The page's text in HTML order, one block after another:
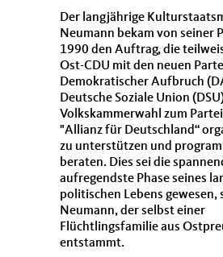
Der langjährige
Neumann bekam von seiner
1990 den Auftrag, die
Ost-CDU mit den neuen
Demokratischer Aufbruch
Deutsche Soziale Union
Volkskammerwahl zum
"Allianz für Deutschland“
zu unterstützen und
beraten. Dies sei die
aufregendste Phase seines
politischen Lebens gewesen,
Neumann, der selbst einer
Flüchtlingsfamilie aus
entstammt.